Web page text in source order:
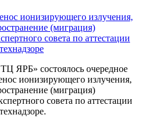
ионизирующего излучения,
(миграция)
совета по аттестации
ЯРБ» состоялось очередное
ионизирующего излучения,
(миграция)
совета по аттестации